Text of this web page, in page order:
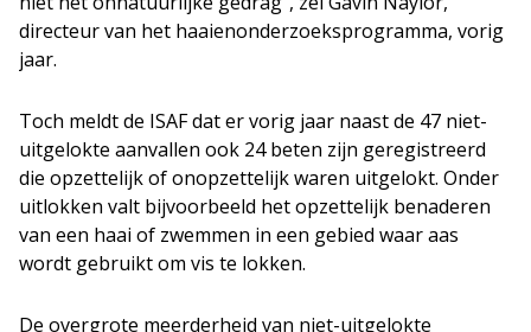
directeur van het haaienonderzoeksprogramma, vorig
jaar.
Toch meldt de ISAF dat er vorig jaar naast de 47 niet-
uitgelokte aanvallen ook 24 beten zijn geregistreerd
die opzettelijk of onopzettelijk waren uitgelokt. Onder
uitlokken valt bijvoorbeeld het opzettelijk benaderen
van een haai of zwemmen in een gebied waar aas
wordt gebruikt om vis te lokken.
De overgrote meerderheid van niet-uitgelokte